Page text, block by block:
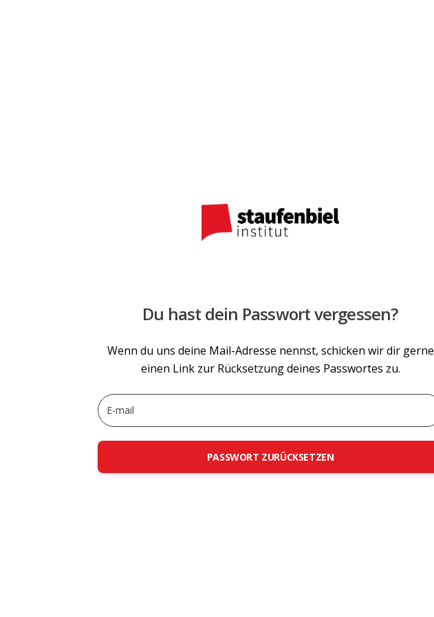
Du hast dein Passwort vergessen?
Wenn du uns deine Mail-Adresse nennst, schicken wir dir gerne
einen Link zur Rücksetzung deines Passwortes zu.
PASSWORT ZURÜCKSETZEN